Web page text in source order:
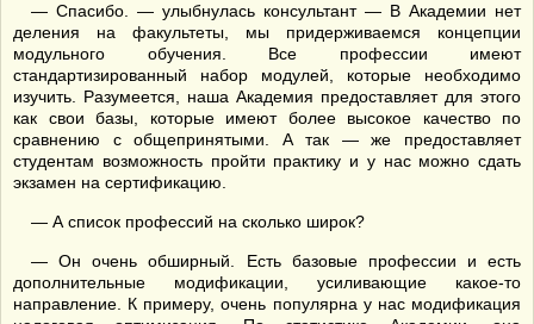
— Спасибо. — улыбнулась консультант — В Академии нет
деления на факультеты, мы придерживаемся концепции
модульного обучения. Все профессии имеют
стандартизированный набор модулей, которые необходимо
изучить. Разумеется, наша Академия предоставляет для этого
как свои базы, которые имеют более высокое качество по
сравнению с общепринятыми. А так — же предоставляет
студентам возможность пройти практику и у нас можно сдать
экзамен на сертификацию.
— А список профессий на сколько широк?
— Он очень обширный. Есть базовые профессии и есть
дополнительные модификации, усиливающие какое-то
направление. К примеру, очень популярна у нас модификация